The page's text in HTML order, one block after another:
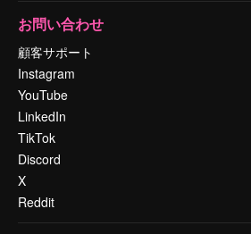
お問い合わせ
顧客サポート
Instagram
YouTube
LinkedIn
TikTok
Discord
X
Reddit